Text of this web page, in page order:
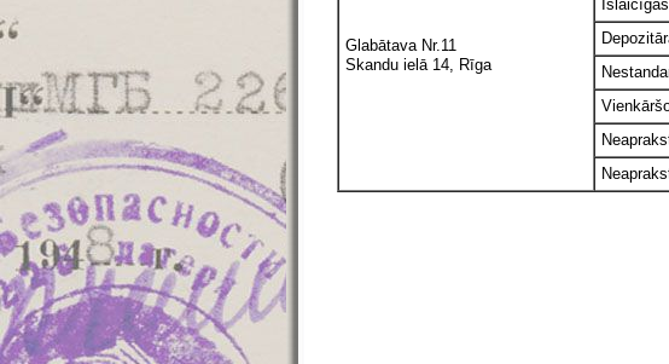
Glabātava Nr.11
Skandu ielā 14, Rīga
Īslaicīgas